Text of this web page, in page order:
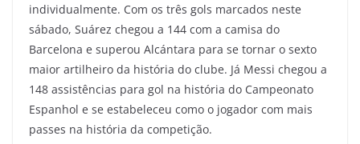
individualmente. Com os três gols marcados neste
sábado, Suárez chegou a 144 com a camisa do
Barcelona e superou Alcántara para se tornar o sexto
maior artilheiro da história do clube. Já Messi chegou a
148 assistências para gol na história do Campeonato
Espanhol e se estabeleceu como o jogador com mais
passes na história da competição.